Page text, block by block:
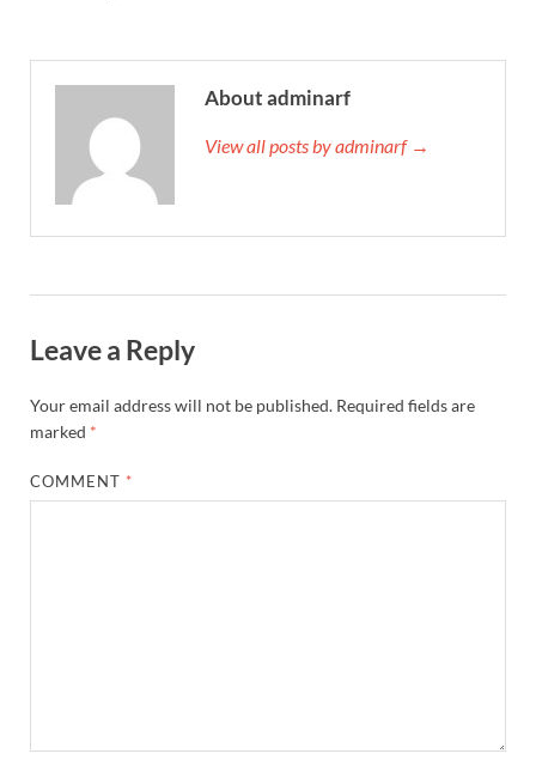
About adminarf
View all posts by adminarf →
Leave a Reply
Your email address will not be published. Required fields are
marked *
COMMENT *